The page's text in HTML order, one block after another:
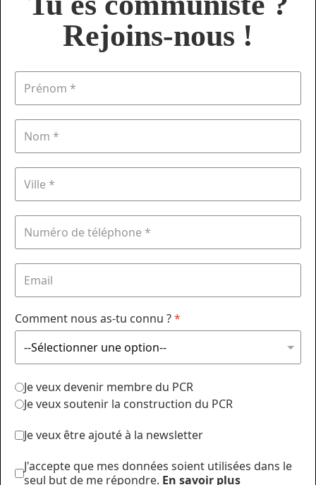
Rejoins-nous !
Comment nous as-tu connu ?*
Je veux devenir membre du PCR
Je veux soutenir la construction du PCR
Je veux être ajouté à la newsletter
J'accepte que mes données soient utilisées dans le
seul but de me répondre. En savoir plus